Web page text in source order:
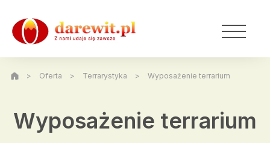
> Oferta > Terrarystyka > Wyposażenie terrarium
Wyposażenie terrarium